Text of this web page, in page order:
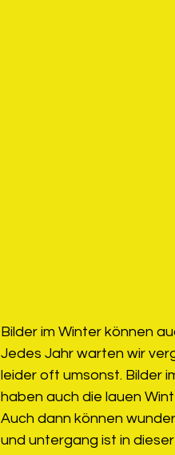
Bilder im Winter können
Jedes Jahr warten wir
leider oft umsonst. Bilder
haben auch die lauen
Auch dann können
und untergang ist in